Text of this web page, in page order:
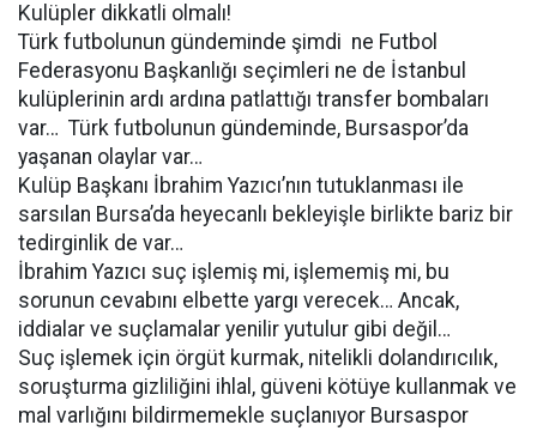
Kulüpler dikkatli olmalı!
Türk futbolunun gündeminde şimdi ne Futbol
Federasyonu Başkanlığı seçimleri ne de İstanbul
kulüplerinin ardı ardına patlattığı transfer bombaları
var… Türk futbolunun gündeminde, Bursaspor’da
yaşanan olaylar var…
Kulüp Başkanı İbrahim Yazıcı’nın tutuklanması ile
sarsılan Bursa’da heyecanlı bekleyişle birlikte bariz bir
tedirginlik de var…
İbrahim Yazıcı suç işlemiş mi, işlememiş mi, bu
sorunun cevabını elbette yargı verecek… Ancak,
iddialar ve suçlamalar yenilir yutulur gibi değil…
Suç işlemek için örgüt kurmak, nitelikli dolandırıcılık,
soruşturma gizliliğini ihlal, güveni kötüye kullanmak ve
mal varlığını bildirmemekle suçlanıyor Bursaspor